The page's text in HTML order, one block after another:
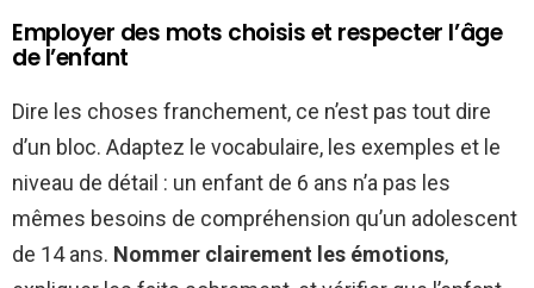
Employer des mots choisis et respecter l’âge
de l’enfant
Dire les choses franchement, ce n’est pas tout dire
d’un bloc. Adaptez le vocabulaire, les exemples et le
niveau de détail : un enfant de 6 ans n’a pas les
mêmes besoins de compréhension qu’un adolescent
de 14 ans. Nommer clairement les émotions,